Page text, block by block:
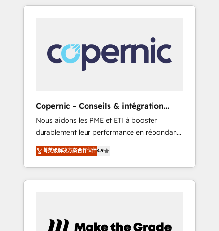
Ongoing Management: Monthly tune-ups,
portal? We are built for the work.
problem with the right solution. As the only
our clients gain a unique advantage in CRM
architecture, pipeline generation, data
intelligence, and go-to-market execution.
days ⚡ - Global: 75+ RPers across five
continents 🌐 - Scale: Largest organically
grown & fastest tiering Elite HubSpot Partner
🪴 - Sales Hub: More implementations than
any other Partner 💻 - Migrations: We convert
Salesforce addicts to HubSpot evangelists 🧡
Don't hire a marketing agency for an Ops
Copernic - Conseils & intégration
HubSpot
Nous aidons les PME et ETI à booster
durablement leur performance en répondant
aux vrais défis : • Intégration de HubSpot
avec d’autres outils (ERP, téléphonie, etc.) •
Alignement des équipes grâce à un outil et
des données partagées • Amélioration de la
Notre équipe de 30 consultants certifiés
菁英级解决方案合作伙伴4.9